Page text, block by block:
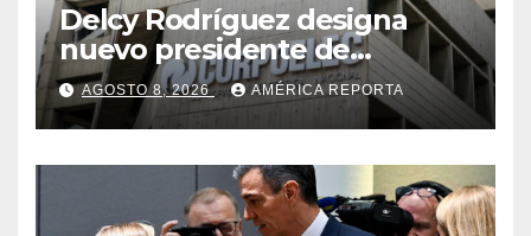
Delcy Rodríguez designa
nuevo presidente de
Corpoelec y nuevo
viceministro de Servicios
Eléctricos
AGOSTO 8, 2026 AMÉRICA REPORTA